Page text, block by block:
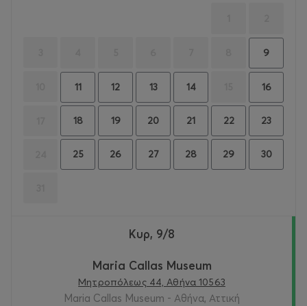
9
11 12 13 14 16
18 19 20 21 22 23
25 26 27 28 29 30
Κυρ, 9/8
Maria Callas Museum
Μητροπόλεως 44, Αθήνα 10563
Maria Callas Museum - Αθήνα, Αττική